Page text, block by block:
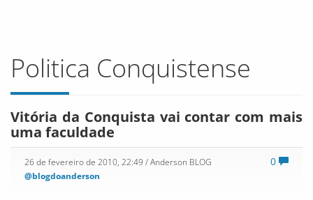
Politica Conquistense
Vitória da Conquista vai contar com mais
uma faculdade
0
26 de fevereiro de 2010, 22:49 / Anderson BLOG
@blogdoanderson